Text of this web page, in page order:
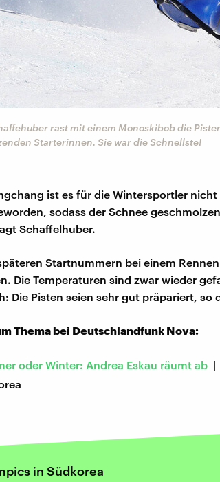
rast mit einem Monoskibob die
Starterinnen. Sie war die Schnellste!
ist es für die Wintersportler
sodass der Schnee
Schaffelhuber.
Startnummern bei einem
Die Temperaturen sind zwar wieder
Die Pisten seien sehr gut präpariert, so
Thema bei Deutschlandfunk Nova:
oder Winter: Andrea Eskau räumt ab |
in Südkorea